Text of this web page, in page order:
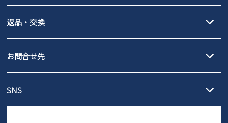
北海道・本州・四国・九州…550円
3,980円（税込）以上お買い上げで送料無料
発送日・送料詳細については
ご利用ください。
全国一律…220円（税込）
発送日・送料詳細についてはご利用ガイドを
ご利用ください。
返品・交換
の片道無料サービスを実施中！
ントとしても安心してご利用いただけるよう、サイズ交換の受付期
お問合せ先
営業時間：11時～17時
SNS